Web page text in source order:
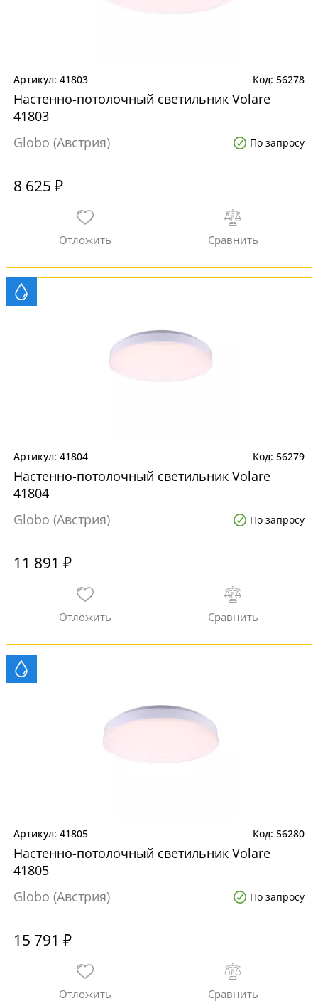
41803 56278
Настенно-потолочный светильник Volare
41803
Globo (Австрия)
По запросу
8 625 ₽
41804 56279
Настенно-потолочный светильник Volare
41804
Globo (Австрия)
По запросу
11 891 ₽
41805 56280
Настенно-потолочный светильник Volare
41805
Globo (Австрия)
По запросу
15 791 ₽